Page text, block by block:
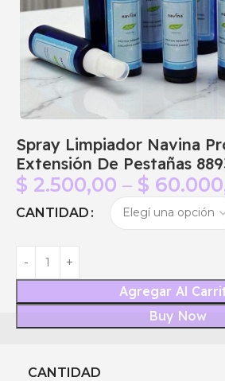
Spray Limpiador Navina
Extensión De Pestañas
$ 2.500,00 – $
CANTIDAD
Agregar Al
Buy Now
CANTIDAD